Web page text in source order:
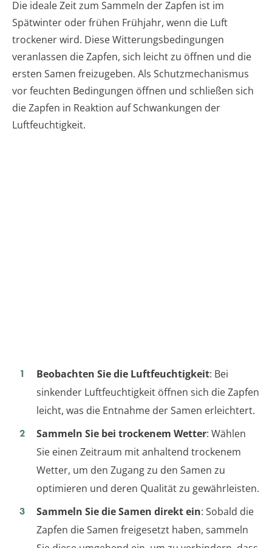
Die ideale Zeit zum Sammeln der Zapfen ist im
Spätwinter oder frühen Frühjahr, wenn die Luft
trockener wird. Diese Witterungsbedingungen
veranlassen die Zapfen, sich leicht zu öffnen und die
ersten Samen freizugeben. Als Schutzmechanismus
vor feuchten Bedingungen öffnen und schließen sich
die Zapfen in Reaktion auf Schwankungen der
Luftfeuchtigkeit.
Beobachten Sie die Luftfeuchtigkeit: Bei
sinkender Luftfeuchtigkeit öffnen sich die Zapfen
leicht, was die Entnahme der Samen erleichtert.
Sammeln Sie bei trockenem Wetter: Wählen
Sie einen Zeitraum mit anhaltend trockenem
Wetter, um den Zugang zu den Samen zu
optimieren und deren Qualität zu gewährleisten.
Sammeln Sie die Samen direkt ein: Sobald die
Zapfen die Samen freigesetzt haben, sammeln